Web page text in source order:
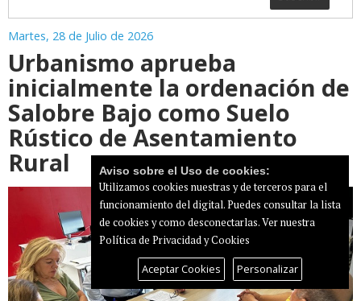
Martes, 28 de Julio de 2026
Urbanismo aprueba
inicialmente la ordenación de
Salobre Bajo como Suelo
Rústico de Asentamiento
Rural Aviso sobre el Uso de cookies:
Utilizamos cookies nuestras y de terceros para el
funcionamiento del digital. Puedes consultar la lista
de cookies y como desconectarlas.Ver nuestra
Política de Privacidad y Cookies
Aceptar Cookies Personalizar